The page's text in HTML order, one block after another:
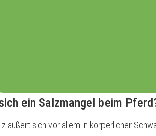
ein Salzmangel beim
äußert sich vor allem in körperlicher